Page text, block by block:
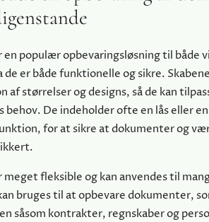
en populær opbevaringsløsning til både
de er både funktionelle og sikre.
af størrelser og designs, så de kan
behov. De indeholder ofte en lås eller
for at sikre at dokumenter og
meget fleksible og kan anvendes til
bruges til at opbevare dokumenter,
såsom kontrakter, regnskaber og